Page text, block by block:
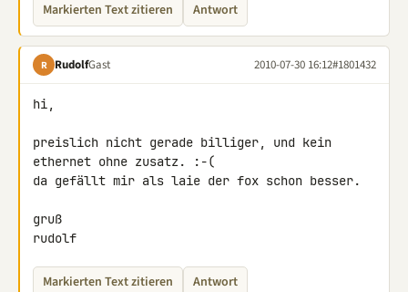
Markierten Text zitieren Antwort
R RudolfGast 2010-07-30 16:12#1801432
hi,
preislich nicht gerade billiger, und kein
ethernet ohne zusatz. :-(
da gefällt mir als laie der fox schon besser.
gruß
rudolf
Markierten Text zitieren Antwort